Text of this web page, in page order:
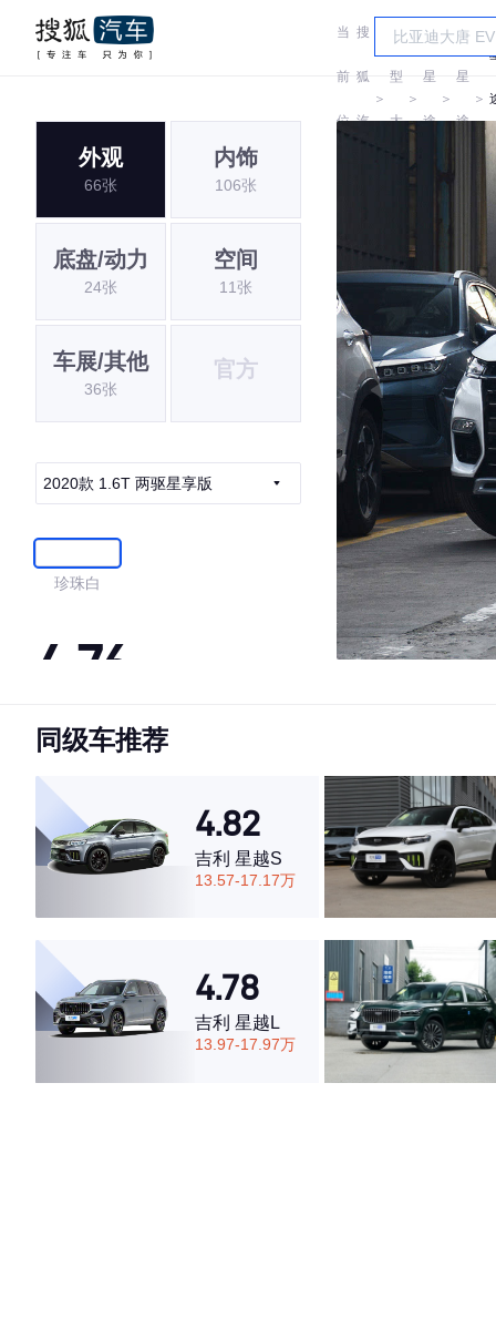
当
前
位
搜
狐
汽
＞
车
型
大
＞
星
途
＞
星
途
＞
外观
66张
内饰
106张
底盘/动力
24张
空间
11张
车展/其他
36张
官方
2020款 1.6T 两驱星享版
珍珠白
4.76
·外观表现较为优秀，优于73%同级车
·空间表现较为优秀，优于75%同级车
同级车推荐
4.82
吉利 星越S
13.57-17.17万
4.78
吉利 星越L
13.97-17.97万